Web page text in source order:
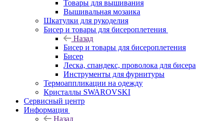
Товары для вышивания
Вышивальная мозаика
Шкатулки для рукоделия
Бисер и товары для бисероплетения
Назад
Бисер и товары для бисероплетения
Бисер
Леска, спандекс, проволока для бисера
Инструменты для фурнитуры
Термоаппликации на одежду
Кристаллы SWAROVSKI
Сервисный центр
Информация
Назад